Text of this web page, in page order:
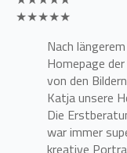
★★★★★
Nach
Homepage
von den
Katja unsere
Die
war immer